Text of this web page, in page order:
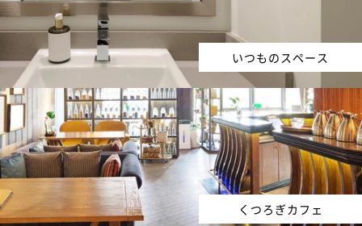
いつものスペース
くつろぎカフェ